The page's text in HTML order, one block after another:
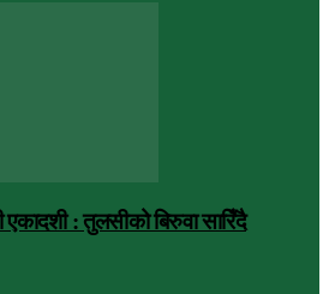
: तुलसीको बिरुवा सारिँदै